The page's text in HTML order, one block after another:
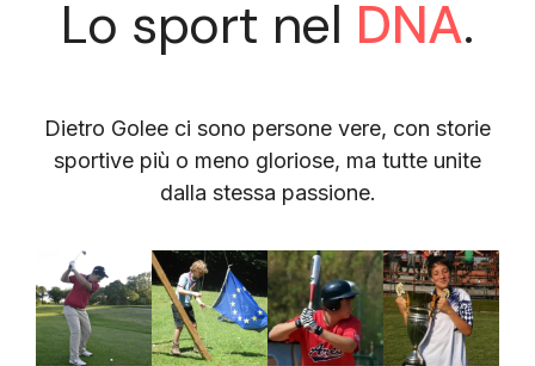
Lo sport nel DNA.
Dietro Golee ci sono persone vere, con storie
sportive più o meno gloriose, ma tutte unite
dalla stessa passione.